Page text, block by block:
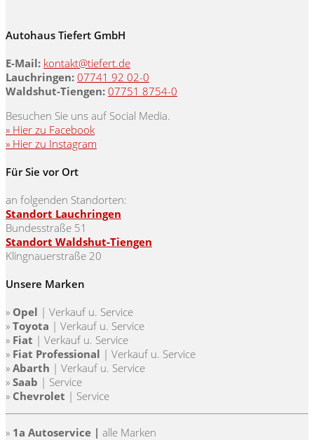
Autohaus Tiefert GmbH
E-Mail: kontakt@tiefert.de
Lauchringen: 07741 92 02-0
Waldshut-Tiengen: 07751 8754-0
Besuchen Sie uns auf Social Media.
» Hier zu Facebook
» Hier zu Instagram
Für Sie vor Ort
an folgenden Standorten:
Standort Lauchringen
Bundesstraße 51
Standort Waldshut-Tiengen
Klingnauerstraße 20
Unsere Marken
» Opel | Verkauf u. Service
» Toyota | Verkauf u. Service
» Fiat | Verkauf u. Service
» Fiat Professional | Verkauf u. Service
» Abarth | Verkauf u. Service
» Saab | Service
» Chevrolet | Service
» 1a Autoservice | alle Marken